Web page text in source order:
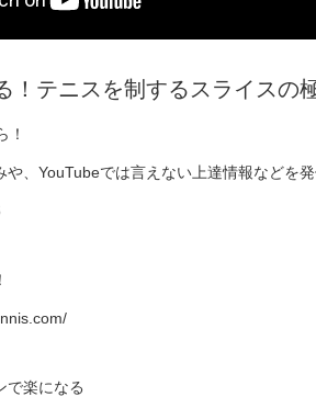
！テニスを制するスライスの
！
や、YouTubeでは言えない上達情報などを
で楽になる